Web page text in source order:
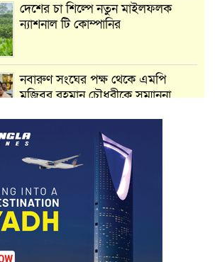
দেশের চা শিল্পে নতুন মাইলফলক
ন্যাশনাল টি কোম্পানির
নবারুণ সংঘের পক্ষ থেকে এমপি
মুজিবুর রহমান চৌধুরীকে সম্মাননা
মার্শাল আর্ট ক্লাব কাপে ‘জুসা মার্শাল
আর্ট’ এর সাফল্য, শ্রীমঙ্গলের আয়াত ও
আইরাহ ঝুলিতে ৪ পদক
লাউয়াছড়া জাতীয় উদ্যানের সিএমসি
হিসাবরক্ষক আবজালুল হকের
মৃত্যুতে,এলাকায় শোকের ছায়া